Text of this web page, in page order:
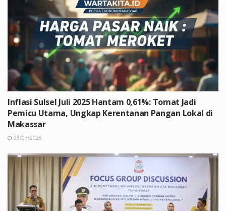
Inflasi Sulsel Juli 2025 Hantam 0,61%: Tomat Jadi
Pemicu Utama, Ungkap Kerentanan Pangan Lokal di
Makassar
28/07/2025